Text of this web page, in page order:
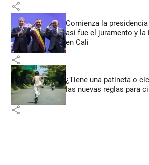
share
Comienza la
así fue el juramento y la
en Cali
share
¿Tiene una patineta o
las nuevas reglas para
share